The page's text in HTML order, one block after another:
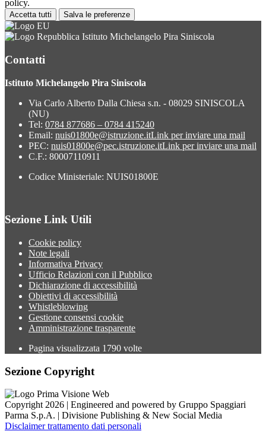
policy.
Accetta tutti Salva le preferenze
Istituto Michelangelo Pira Siniscola
Contatti
Istituto Michelangelo Pira Siniscola
Via Carlo Alberto Dalla Chiesa s.n. - 08029 SINISCOLA
(NU)
Tel: 0784 877686 – 0784 415240
Email: nuis01800e@istruzione.itLink per inviare una mail
PEC: nuis01800e@pec.istruzione.itLink per inviare una mail
C.F.: 80007110911
Codice Ministeriale: NUIS01800E
Sezione Link Utili
Cookie policy
Note legali
Informativa Privacy
Ufficio Relazioni con il Pubblico
Dichiarazione di accessibilità
Obiettivi di accessibilità
Whistleblowing
Gestione consensi cookie
Amministrazione trasparente
Pagina visualizzata 1790 volte
Sezione Copyright
Copyright 2026 | Engineered and powered by Gruppo Spaggiari
Parma S.p.A. | Divisione Publishing & New Social Media
Disclaimer trattamento dati personali